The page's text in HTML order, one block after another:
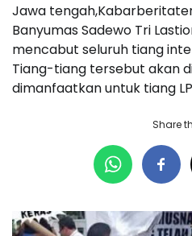
Jawa
Banyumas Sadewo Tri
mencabut seluruh tiang
Tiang-tiang tersebut akan
dimanfaatkan untuk tiang
Share